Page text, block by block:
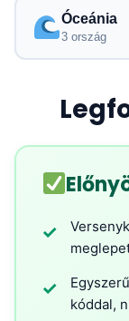
Óceánia
3 ország
✓
✓
kóddal,